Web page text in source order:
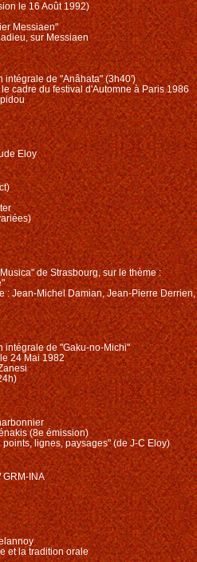
le 16 Août 1992)
Messiaen"
sur Messiaen
intégrale de "Anâhata" (3h40')
cadre du festival d'Automne à Paris 1986
Eloy
de Strasbourg, sur le thème :
: Jean-Michel Damian, Jean-Pierre
intégrale de "Gaku-no-Michi"
24 Mai 1982
(8e émission)
points, lignes, paysages" (de J-C Eloy)
GRM-INA
et la tradition orale